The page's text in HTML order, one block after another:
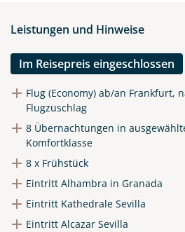
Leistungen und Hinweise
Im Reisepreis eingeschlossen
Flug (Economy) ab/an Frankfurt,
Flugzuschlag
8 Übernachtungen in
Komfortklasse
8 x Frühstück
Eintritt Alhambra in Granada
Eintritt Kathedrale Sevilla
Eintritt Alcazar Sevilla